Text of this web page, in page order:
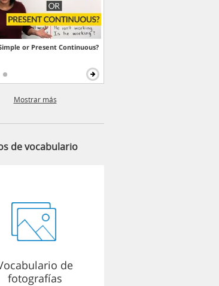
or Present Continuous?
Mostrar más
de vocabulario
de
fotografías